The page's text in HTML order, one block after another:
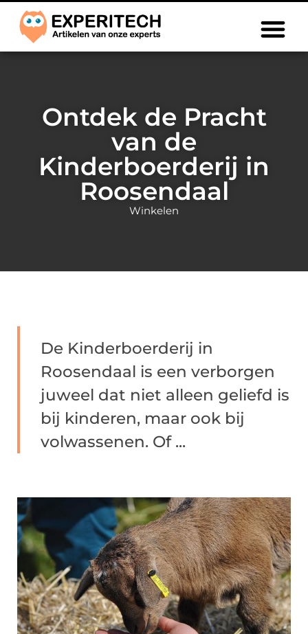
Ontdek de Pracht
van de
Kinderboerderij in
Roosendaal
Winkelen
De Kinderboerderij in
Roosendaal is een verborgen
juweel dat niet alleen geliefd is
bij kinderen, maar ook bij
volwassenen. Of ...